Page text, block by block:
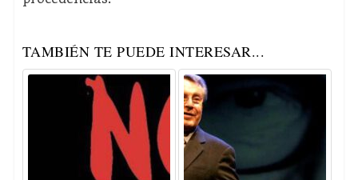
TAMBIÉN TE PUEDE INTERESAR...